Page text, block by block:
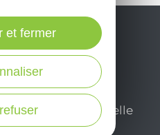
newsletter mensuelle
pour profiter
et fermer